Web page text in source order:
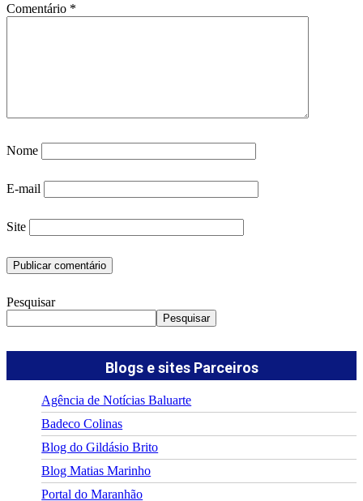
Comentário *
Nome
E-mail
Site
Pesquisar
Pesquisar
Blogs e sites Parceiros
Agência de Notícias Baluarte
Badeco Colinas
Blog do Gildásio Brito
Blog Matias Marinho
Portal do Maranhão